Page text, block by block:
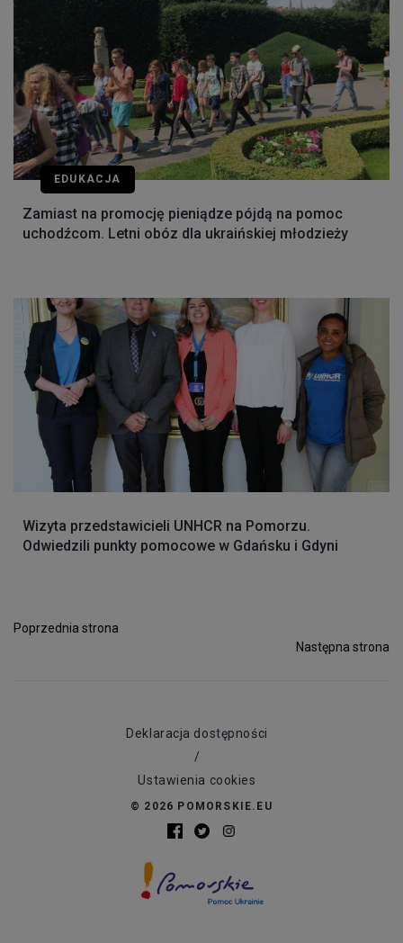
EDUKACJA
Zamiast na promocję pieniądze pójdą na pomoc
uchodźcom. Letni obóz dla ukraińskiej młodzieży
Wizyta przedstawicieli UNHCR na Pomorzu.
Odwiedzili punkty pomocowe w Gdańsku i Gdyni
Poprzednia strona
Następna strona
Deklaracja dostępności
/
Ustawienia cookies
© 2026 POMORSKIE.EU